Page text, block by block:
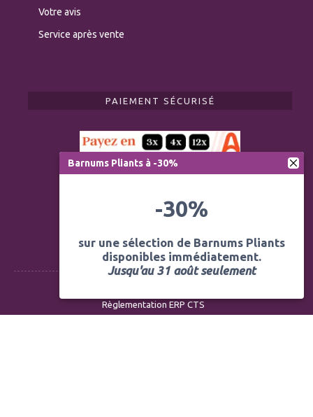
Votre avis
Service après vente
PAIEMENT SÉCURISÉ
Règlementation ERP CTS
Barnums Pliants à -30%
-30%
sur une sélection de Barnums Pliants
disponibles immédiatement.
Jusqu'au 31 août seulement